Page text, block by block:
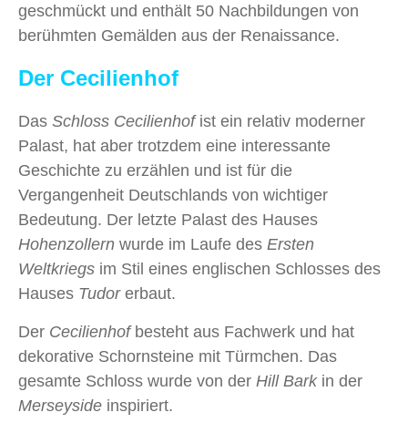
geschmückt und enthält 50 Nachbildungen von
berühmten Gemälden aus der Renaissance.
Der Cecilienhof
Das Schloss Cecilienhofist ein relativ moderner
Palast, hat aber trotzdem eine interessante
Geschichte zu erzählen und ist für die
Vergangenheit Deutschlands von wichtiger
Bedeutung. Der letzte Palast des Hauses
Hohenzollern wurde im Laufe des Ersten
Weltkriegs im Stil eines englischen Schlosses des
Hauses Tudorerbaut.
Der Cecilienhofbesteht aus Fachwerk und hat
dekorative Schornsteine mit Türmchen. Das
gesamte Schloss wurde von der Hill Barkin der
Merseyside inspiriert.